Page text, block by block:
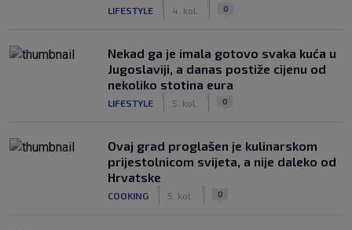
LIFESTYLE 4. kol. 0
Nekad ga je imala gotovo svaka kuća u
Jugoslaviji, a danas postiže cijenu od
nekoliko stotina eura
LIFESTYLE 5. kol. 0
Ovaj grad proglašen je kulinarskom
prijestolnicom svijeta, a nije daleko od
Hrvatske
COOKING 5. kol. 0